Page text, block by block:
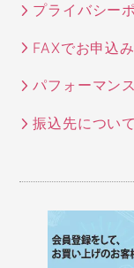
プライバシー
FAXでお申込
パフォーマン
振込先について